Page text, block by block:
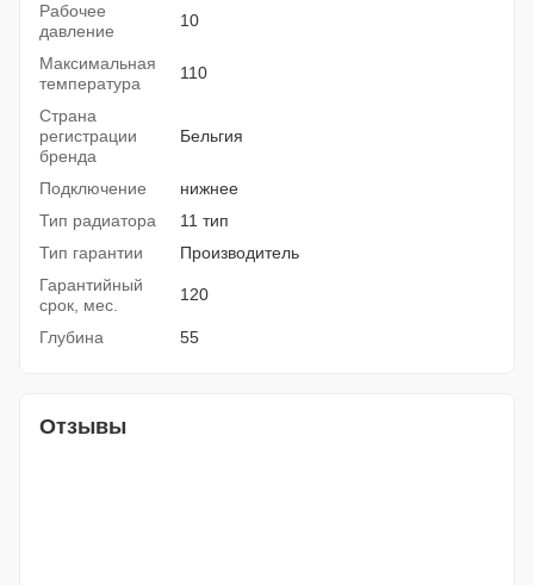
Рабочее
давление
10
Максимальная
температура
110
Страна
регистрации
бренда
Бельгия
Подключение
нижнее
Тип радиатора
11 тип
Тип гарантии
Производитель
Гарантийный
срок, мес.
120
Глубина 55
Отзывы